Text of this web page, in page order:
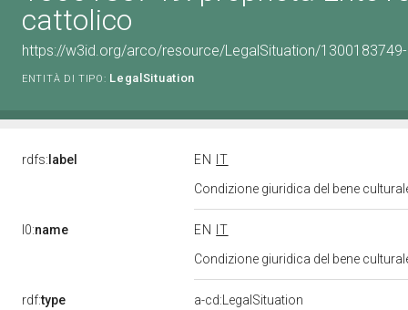
cattolico
https://w3id.org/arco/resource/LegalSituation/
ENTITÀ DI TIPO: LegalSituation
rdfs: label EN
IT
Condizione giuridica del bene
l0:name EN
IT
Condizione giuridica del bene
rdf:type
a-cd:LegalSituation